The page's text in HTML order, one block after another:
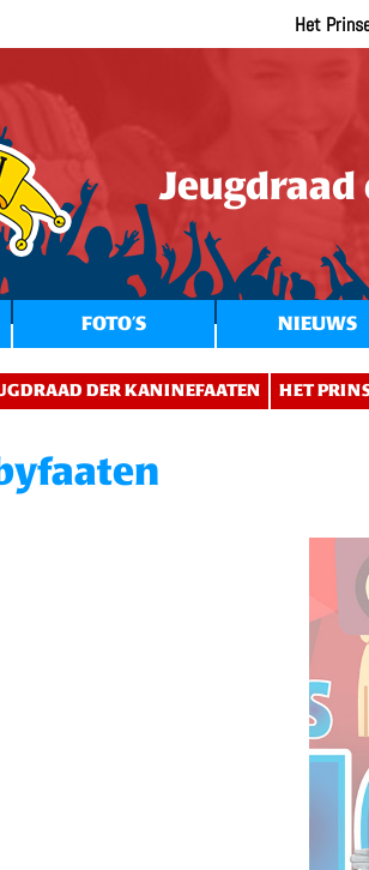
Het
FOTO’S NIEUWS
DER KANINEFAATEN HET